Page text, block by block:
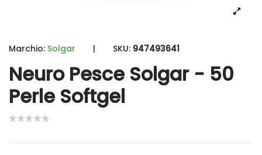
Marchio: Solgar | SKU: 947493641
Neuro Pesce Solgar - 50
Perle Softgel